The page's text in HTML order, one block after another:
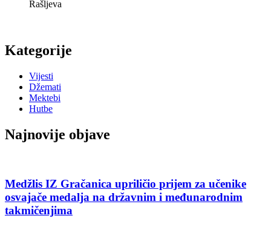
Rašljeva
Kategorije
Vijesti
Džemati
Mektebi
Hutbe
Najnovije objave
Medžlis IZ Gračanica upriličio prijem za učenike
osvajače medalja na državnim i međunarodnim
takmičenjima